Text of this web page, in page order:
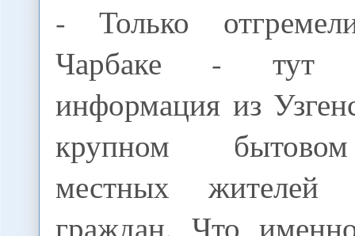
- Только
Чарбаке - тут
информация из
крупном
местных жителей
граждан. Что